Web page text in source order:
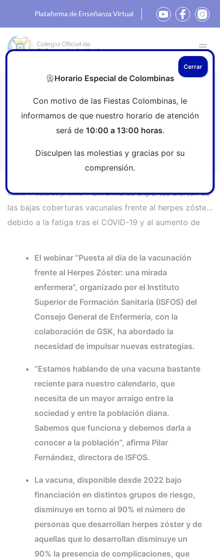
Plataforma de Enseñanza Virtual
bajas coberturas vacunales frente al
herpes zóster debido a la fatiga tras el
COVID-19 y al aumento de los bulos
en internet
Inicio»Sala de prensa»Enfermeras expertas alertan de
las bajas coberturas vacunales frente al herpes zóster
debido a la fatiga tras el COVID-19 y al aumento de
El webinar “Puesta al día de la vacunación
frente al Herpes Zóster: una mirada
enfermera”, organizado por el Instituto
Superior de Formación Sanitaria (ISFOS) del
Consejo General de Enfermería, con la
colaboración de GSK, ha abordado la
necesidad de impulsar nuevas estrategias.
“Estamos hablando de una vacuna bastante
reciente para nuestro calendario, que
necesita de un mayor arraigo entre la
sociedad y entre la población diana.
Sabemos que funciona y debemos darla a
conocer a la población”, afirma Pilar
Fernández, directora de ISFOS.
La vacuna, disponible desde 2022 bajo
financiación en distintos grupos de riesgo,
disminuye en torno al 90% el número de
personas que desarrollan herpes zóster y de
aquellas que lo desarrollan disminuye un
90% la presencia de complicaciones, que
Horario Especial de Colombinas
Con motivo de las Fiestas Colombinas, le
informamos de que nuestro horario de atención
será de 10:00 a 13:00 horas.
Disculpen las molestias y gracias por su
comprensión.
Cerrar